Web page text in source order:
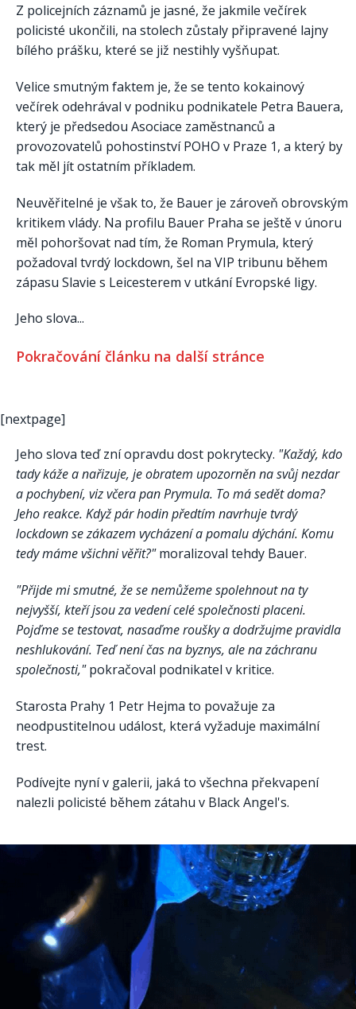
Z policejních záznamů je jasné, že jakmile večírek
policisté ukončili, na stolech zůstaly připravené lajny
bílého prášku, které se již nestihly vyšňupat.
Velice smutným faktem je, že se tento kokainový
večírek odehrával v podniku podnikatele Petra Bauera,
který je předsedou Asociace zaměstnanců a
provozovatelů pohostinství POHO v Praze 1, a který by
tak měl jít ostatním příkladem.
Neuvěřitelné je však to, že Bauer je zároveň obrovským
kritikem vlády. Na profilu Bauer Praha se ještě v únoru
měl pohoršovat nad tím, že Roman Prymula, který
požadoval tvrdý lockdown, šel na VIP tribunu během
zápasu Slavie s Leicesterem v utkání Evropské ligy.
Jeho slova...
Pokračování článku na další stránce
[nextpage]
Jeho slova teď zní opravdu dost pokrytecky. "Každý, kdo
tady káže a nařizuje, je obratem upozorněn na svůj nezdar
a pochybení, viz včera pan Prymula. To má sedět doma?
Jeho reakce. Když pár hodin předtím navrhuje tvrdý
lockdown se zákazem vycházení a pomalu dýchání. Komu
tedy máme všichni věřit?"moralizoval tehdy Bauer.
"Přijde mi smutné, že se nemůžeme spolehnout na ty
nejvyšší, kteří jsou za vedení celé společnosti placeni.
Pojďme se testovat, nasaďme roušky a dodržujme pravidla
neshlukování. Teď není čas na byznys, ale na záchranu
společnosti,"pokračoval podnikatel v kritice.
Starosta Prahy 1 Petr Hejma to považuje za
neodpustitelnou událost, která vyžaduje maximální
trest.
Podívejte nyní v galerii, jaká to všechna překvapení
nalezli policisté během zátahu v Black Angel's.